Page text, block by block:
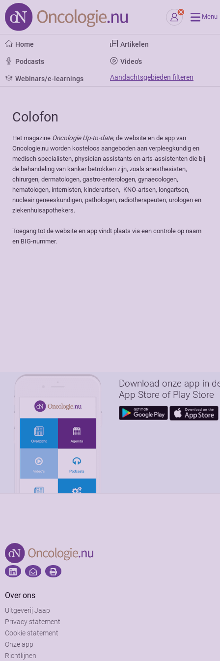
Menu
Home Artikelen
Podcasts Video's
Webinars/e-learnings Aandachtsgebieden filteren
Colofon
Het magazine Oncologie Up-to-date, de website en de app van
Oncologie.nu worden kosteloos aangeboden aan verpleegkundig en
medisch specialisten, physician assistants en arts-assistenten die bij
de behandeling van kanker betrokken zijn, zoals anesthesisten,
chirurgen, dermatologen, gastro-enterologen, gynaecologen,
hematologen, internisten, kinderartsen, KNO-artsen, longartsen,
nucleair geneeskundigen, pathologen, radiotherapeuten, urologen en
ziekenhuisapothekers.
Toegang tot de website en app vindt plaats via een controle op naam
en BIG-nummer.
Download onze app in
App Store of Play Store
Over ons
Uitgeverij Jaap
Privacy statement
Cookie statement
Onze app
Richtlijnen